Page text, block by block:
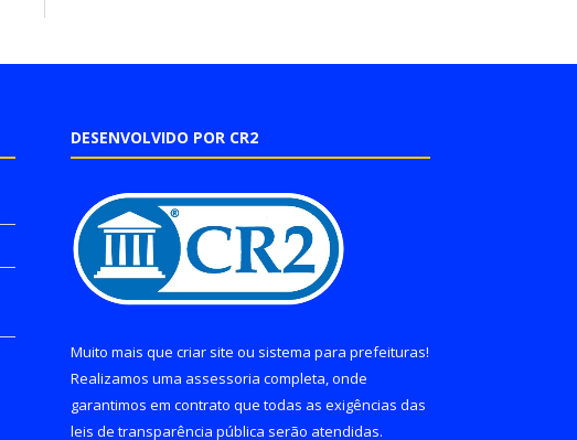
DESENVOLVIDO POR CR2
Muito mais que criar site ou sistema para prefeituras!
Realizamos uma assessoria completa, onde
garantimos em contrato que todas as exigências das
leis de transparência pública serão atendidas.